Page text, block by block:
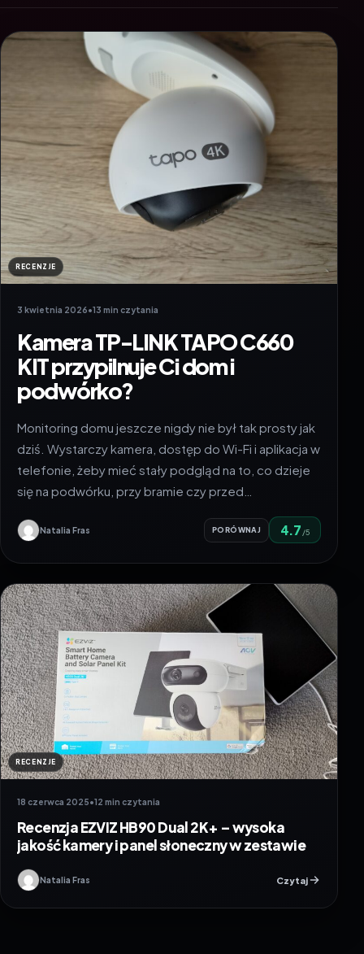
RECENZJE
3 kwietnia 2026•13 min czytania
Kamera TP-LINK TAPO C660
KIT przypilnuje Ci dom i
podwórko?
Monitoring domu jeszcze nigdy nie był tak prosty jak
dziś. Wystarczy kamera, dostęp do Wi-Fi i aplikacja w
telefonie, żeby mieć stały podgląd na to, co dzieje
się na podwórku, przy bramie czy przed…
Natalia Fras PORÓWNAJ 4.7 /5
RECENZJE
18 czerwca 2025•12 min czytania
Recenzja EZVIZ HB90 Dual 2K+ – wysoka
jakość kamery i panel słoneczny w zestawie
Natalia Fras Czytaj